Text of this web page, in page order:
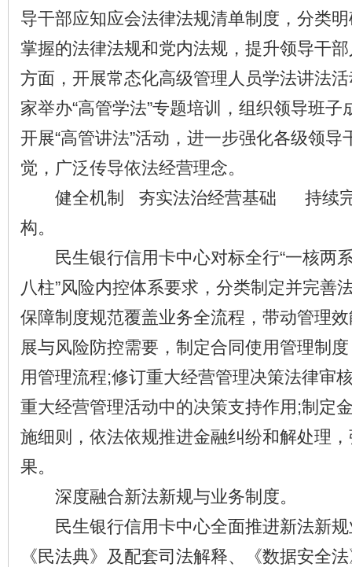
导干部应知应会法律法规清单制度，分类
掌握的法律法规和党内法规，提升领导干
方面，开展常态化高级管理人员学法讲法
家举办“高管学法”专题培训，组织领导班
开展“高管讲法”活动，进一步强化各级领导
觉，广泛传导依法经营理念。
健全机制 夯实法治经营基础 持续完
构。
民生银行信用卡中心对标全行“一核两
八柱”风险内控体系要求，分类制定并完善
保障制度规范覆盖业务全流程，带动管理
展与风险防控需要，制定合同使用管理制
用管理流程;修订重大经营管理决策法律审
重大经营管理活动中的决策支持作用;制定
施细则，依法依规推进金融纠纷和解处理
果。
深度融合新法新规与业务制度。
民生银行信用卡中心全面推进新法新规
《民法典》及配套司法解释、《数据安全